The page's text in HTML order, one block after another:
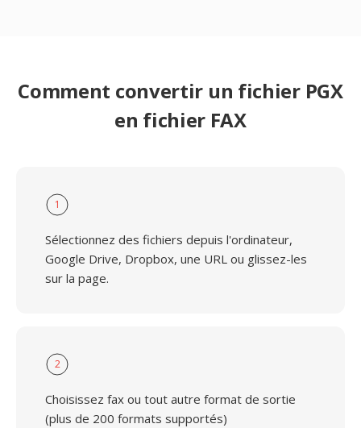
Comment convertir un fichier PGX
en fichier FAX
1
Sélectionnez des fichiers depuis l'ordinateur,
Google Drive, Dropbox, une URL ou glissez-les
sur la page.
2
Choisissez fax ou tout autre format de sortie
(plus de 200 formats supportés)